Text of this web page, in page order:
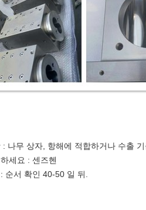
나무 상자, 항해에 적합하거나 수출 기
세요 : 센즈헨
순서 확인 40-50 일 뒤.